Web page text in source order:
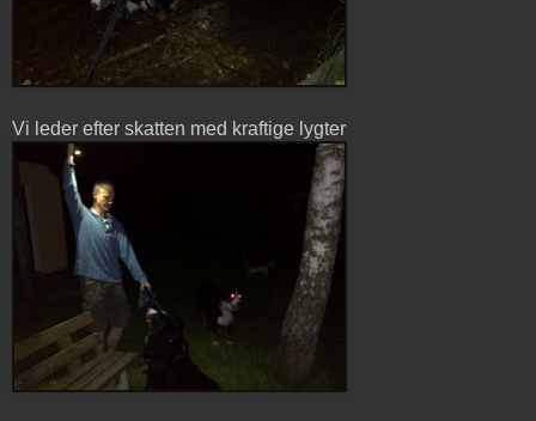
Vi leder efter skatten med kraftige lygter